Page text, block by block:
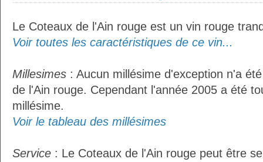
Le Coteaux de l'Ain rouge est un vin rouge
Voir toutes les caractéristiques de ce vin...
Millesimes : Aucun millésime d'exception n'a
de l'Ain rouge. Cependant l'année 2005 a été
millésime.
Voir le tableau des millésimes
Service : Le Coteaux de l'Ain rouge peut être